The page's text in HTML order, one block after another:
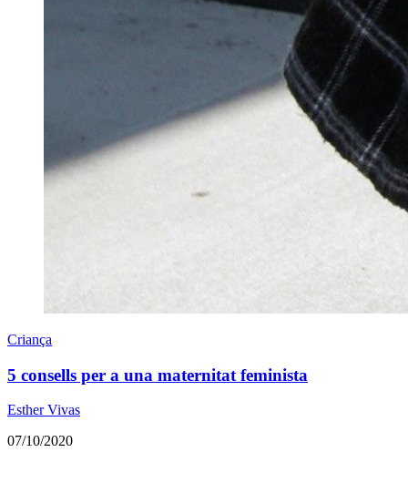
Criança
5 consells per a una maternitat feminista
Esther Vivas
07/10/2020